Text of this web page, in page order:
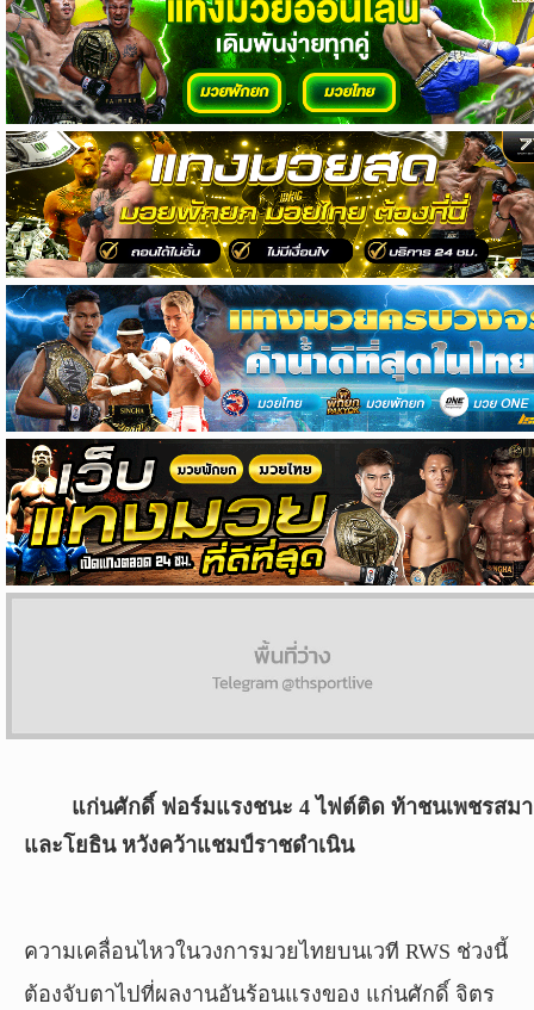
แก่นศักดิ์ ฟอร์มแรงชนะ 4 ไฟต์ติด ท้าชนเพชรสม
และโยธิน หวังคว้าแชมป์ราชดำเนิน
ความเคลื่อนไหวในวงการมวยไทยบนเวที RWS ช่วงนี้
ต้องจับตาไปที่ผลงานอันร้อนแรงของ แก่นศักดิ์ จิตร
วิเคราะห์
บอล
วิเคราะห์
NFL
วิเคราะห์
NBA
ทีเด็ด
บอล
แกล
ล
อรี่
สาว
งาม
ผล
บอล
24
2026
rights